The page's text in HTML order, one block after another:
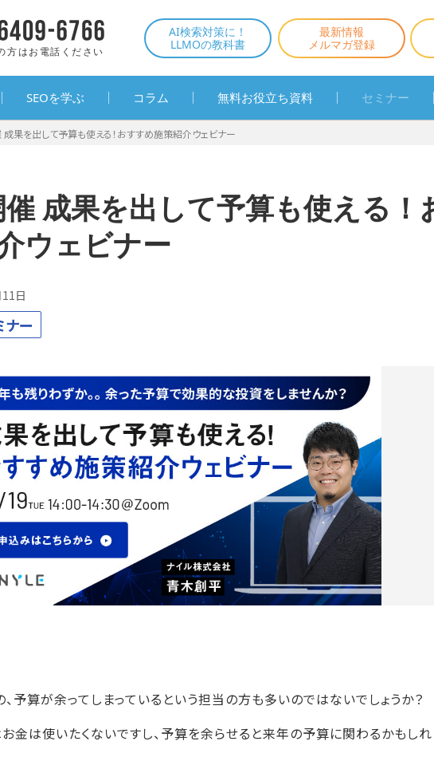
方はお電話ください
AI検索対策に！
LLMOの教科書
最新情報
メルマガ登録
SEOを学ぶ コラム 無料お役立ち資料 セミナー
果を出して予算も使える！おすすめ施策紹介ウェビナー
成果を出して予算も使える！
ウェビナー
日
ナー
予算が余ってしまっているという担当の方も多いのではないでしょうか？
金は使いたくないですし、予算を余らせると来年の予算に関わるかもしれ